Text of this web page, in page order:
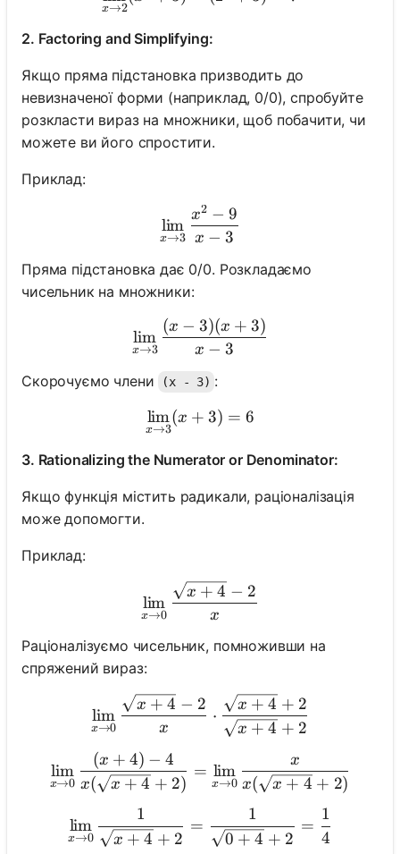
x→2
2. Factoring and Simplifying:
Якщо пряма підстановка призводить до
невизначеної форми (наприклад, 0/0), спробуйте
розкласти вираз на множники, щоб побачити, чи
можете ви його спростити.
Приклад:
\lim_{x \to 3} \frac{x^2 -
x→3
lim
x − 3
x2 − 9
Пряма підстановка дає 0/0. Розкладаємо
чисельник на множники:
\lim_{x \to 3} \frac{(x -
x→3
lim
x − 3
(x − 3)(x + 3)
Скорочуємо члени (x - 3) :
\lim_{x \to 3} (x + 3) = 6
x→3
lim(x + 3) = 6
3. Rationalizing the Numerator or Denominator:
Якщо функція містить радикали, раціоналізація
може допомогти.
Приклад:
\lim_{x \to 0}
x→0
lim
x
x + 4 − 2
Раціоналізуємо чисельник, помноживши на
спряжений вираз:
\lim_{x \to 0}
x→0
lim
x
x + 4 − 2
⋅
x + 4 + 2
x + 4 + 2
\lim_{x \to 0} \frac{(x
x→0
lim
x( x + 4 + 2)
(x + 4) − 4
=
x→0
lim
x( x + 4 + 2)
x
\lim_{x \to 0}
x→0
lim
x + 4 + 2
1
=
0 + 4 + 2
1
=
4
1